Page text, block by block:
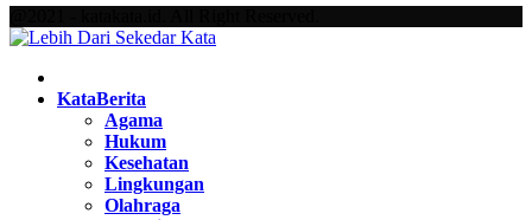
KataBerita
Agama
Hukum
Kesehatan
Lingkungan
Olahraga